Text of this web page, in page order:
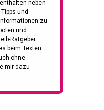
neben
und
zu
und
Ratgeber
beim Texten
ohne
mir dazu